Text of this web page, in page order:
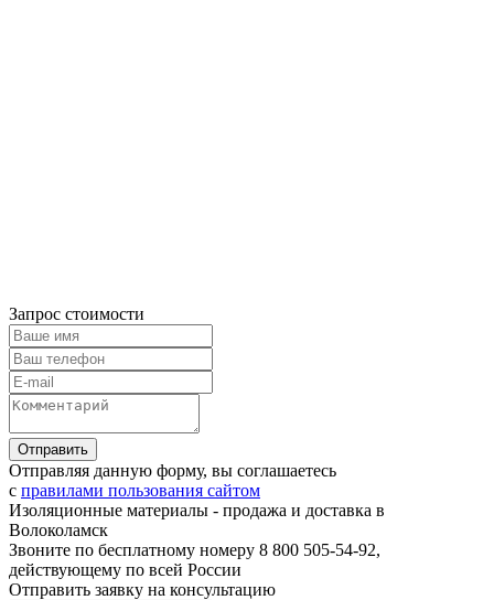
Запрос стоимости
Отправляя данную форму, вы соглашаетесь
с правилами пользования сайтом
Изоляционные материалы - продажа и доставка в
Волоколамск
Звоните по бесплатному номеру 8 800 505-54-92,
действующему по всей России
Отправить заявку на консультацию